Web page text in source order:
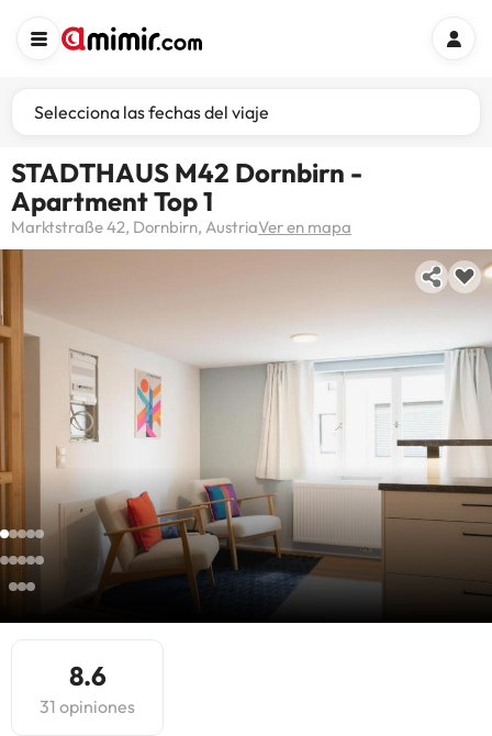
Selecciona las fechas del viaje
STADTHAUS M42 Dornbirn -
Apartment Top 1
Marktstraße 42, Dornbirn, AustriaVer en mapa
8.6
31 opiniones